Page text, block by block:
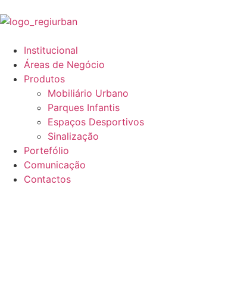
Institucional
Áreas de Negócio
Produtos
Mobiliário Urbano
Parques Infantis
Espaços Desportivos
Sinalização
Portefólio
Comunicação
Contactos